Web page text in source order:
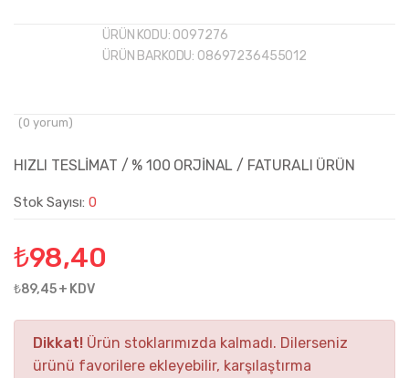
ÜRÜN KODU: 0097276
ÜRÜN BARKODU: 08697236455012
(0 yorum)
HIZLI TESLİMAT / % 100 ORJİNAL / FATURALI ÜRÜN
Stok Sayısı: 0
₺98,40
₺89,45 + KDV
Dikkat! Ürün stoklarımızda kalmadı. Dilerseniz
ürünü favorilere ekleyebilir, karşılaştırma